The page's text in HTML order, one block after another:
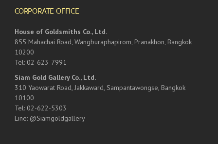
CORPORATE OFFICE
House of Goldsmiths Co., Ltd.
855 Mahachai Road, Wangburaphapirom, Pranakhon, Bangkok
10200
Tel: 02-623-7991
Siam Gold Gallery Co., Ltd.
310 Yaowarat Road, Jakkaward, Sampantawongse, Bangkok
10100
Tel: 02-622-5303
Line: @Siamgoldgallery